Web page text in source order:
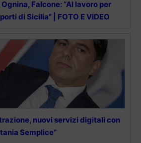
Falcone: “Al lavoro per
di Sicilia” | FOTO E VIDEO
nuovi servizi digitali con
Semplice”